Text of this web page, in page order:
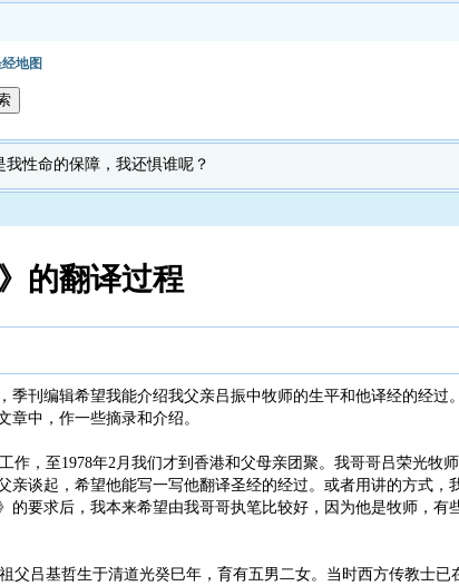
地图
性命的保障，我还惧谁呢？
的翻译过程
刊编辑希望我能介绍我父亲吕振中牧师的生平和他译经的经
章中，作一些摘录和介绍。
，至1978年2月我们才到香港和父母亲团聚。我哥哥吕荣光牧
亲谈起，希望他能写一写他翻译圣经的经过。或者用讲的方式
的要求后，我本来希望由我哥哥执笔比较好，因为他是牧师，
吕基哲生于清道光癸巳年，育有五男二女。当时西方传教士